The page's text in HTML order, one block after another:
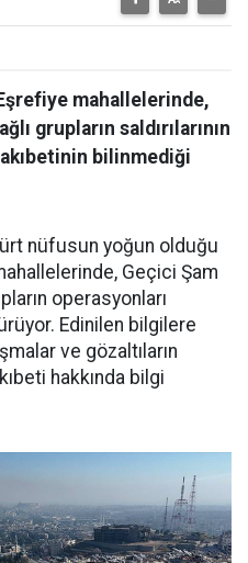
mahallelerinde,
grupların saldırılarının
bilinmediği
nüfusun yoğun olduğu
Geçici Şam
operasyonları
Edinilen bilgilere
ve gözaltıların
hakkında bilgi